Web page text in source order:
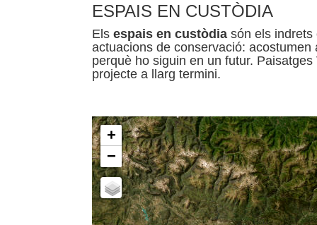
ESPAIS EN CUSTÒDIA
Els espais en custòdia són els indrets
actuacions de conservació:
perquè ho siguin en un futur.
projecte a llarg termini.
+
−